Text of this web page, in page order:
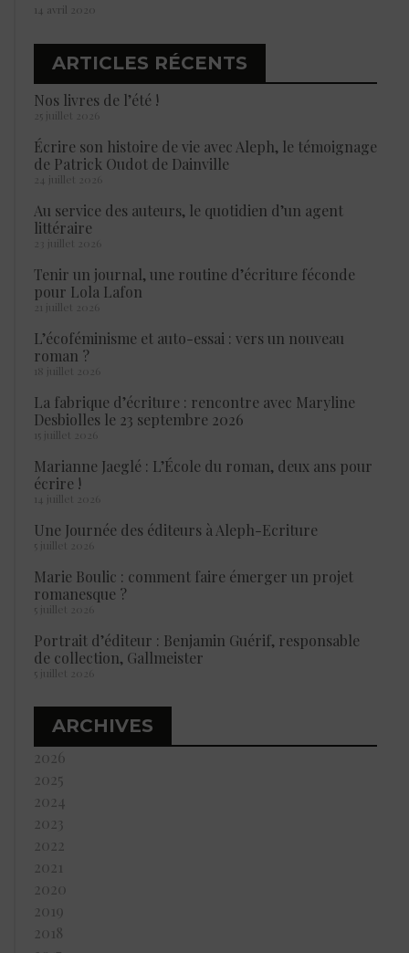
14 avril 2020
ARTICLES RÉCENTS
Nos livres de l’été !
25 juillet 2026
Écrire son histoire de vie avec Aleph, le témoignage
de Patrick Oudot de Dainville
24 juillet 2026
Au service des auteurs, le quotidien d’un agent
littéraire
23 juillet 2026
Tenir un journal, une routine d’écriture féconde
pour Lola Lafon
21 juillet 2026
L’écoféminisme et auto-essai : vers un nouveau
roman ?
18 juillet 2026
La fabrique d’écriture : rencontre avec Maryline
Desbiolles le 23 septembre 2026
15 juillet 2026
Marianne Jaeglé : L’École du roman, deux ans pour
écrire !
14 juillet 2026
Une Journée des éditeurs à Aleph-Ecriture
5 juillet 2026
Marie Boulic : comment faire émerger un projet
romanesque ?
5 juillet 2026
Portrait d’éditeur : Benjamin Guérif, responsable
de collection, Gallmeister
5 juillet 2026
ARCHIVES
2026
2025
2024
2023
2022
2021
2020
2019
2018